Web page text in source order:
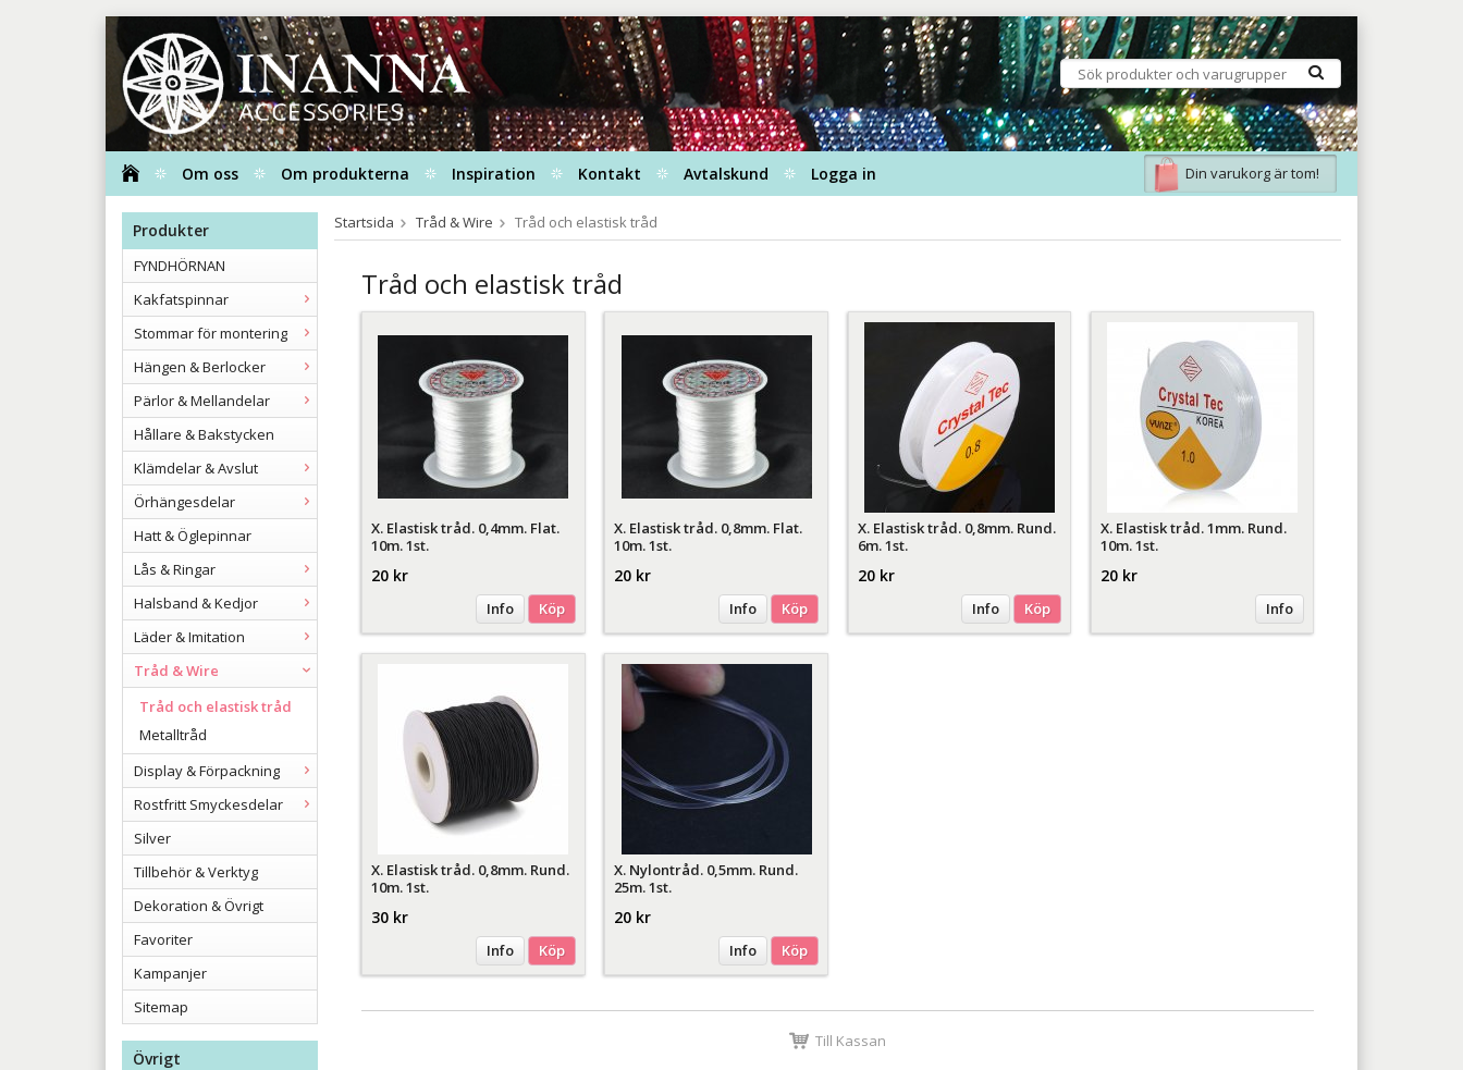
Om oss Om produkterna Inspiration Kontakt Avtalskund Logga in Din varukorg är tom!
Produkter
FYNDHÖRNAN
Kakfatspinnar
Stommar för montering
Hängen & Berlocker
Pärlor & Mellandelar
Hållare & Bakstycken
Klämdelar & Avslut
Örhängesdelar
Hatt & Öglepinnar
Lås & Ringar
Halsband & Kedjor
Läder & Imitation
Tråd & Wire
Tråd och elastisk tråd
Metalltråd
Display & Förpackning
Rostfritt Smyckesdelar
Silver
Tillbehör & Verktyg
Dekoration & Övrigt
Favoriter
Kampanjer
Sitemap
Övrigt
Startsida Tråd & Wire Tråd och elastisk tråd
Tråd och elastisk tråd
X. Elastisk tråd. 0,4mm. Flat.
10m. 1st.
20 kr
Info Köp
X. Elastisk tråd. 0,8mm. Flat.
10m. 1st.
20 kr
Info Köp
X. Elastisk tråd. 0,8mm. Rund.
6m. 1st.
20 kr
Info Köp
X. Elastisk tråd. 1mm. Rund.
10m. 1st.
20 kr
Info
X. Elastisk tråd. 0,8mm. Rund.
10m. 1st.
30 kr
Info Köp
X. Nylontråd. 0,5mm. Rund.
25m. 1st.
20 kr
Info Köp
Till Kassan